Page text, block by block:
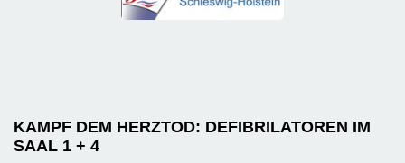
KAMPF DEM HERZTOD: DEFIBRILATOREN IM
SAAL 1 + 4